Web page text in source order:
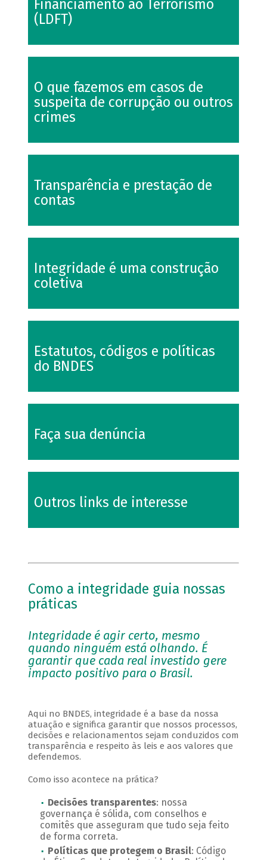
Financiamento ao Terrorismo
(LDFT)
O que fazemos em casos de
suspeita de corrupção ou outros
crimes
Transparência e prestação de
contas
Integridade é uma construção
coletiva
Estatutos, códigos e políticas
do BNDES
Faça sua denúncia
Outros links de interesse
Como a integridade guia nossas
práticas
Integridade é agir certo, mesmo
quando ninguém está olhando. É
garantir que cada real investido gere
impacto positivo para o Brasil.
Aqui no BNDES, integridade é a base da nossa
atuação e significa garantir que nossos processos,
decisões e relacionamentos sejam conduzidos com
transparência e respeito às leis e aos valores que
defendemos.
Como isso acontece na prática?
Decisões transparentes: nossa
governança é sólida, com conselhos e
comitês que asseguram que tudo seja feito
de forma correta.
Políticas que protegem o Brasil: Código